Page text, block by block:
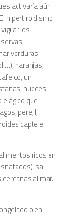
activaría aún
hipertiroidismo
los
verduras
naranjas,
un
nueces,
elágico que
perejil,
capte el
ricos en
sal
al mar.
o en